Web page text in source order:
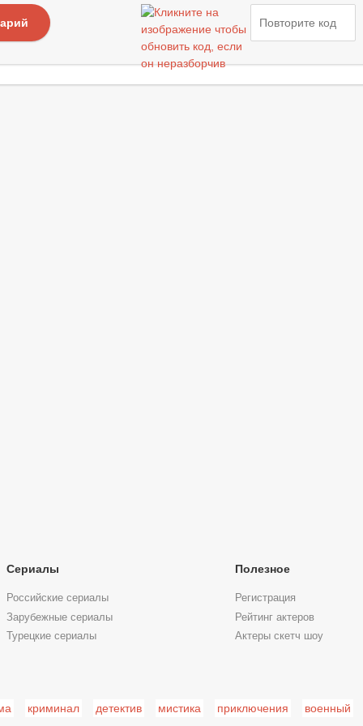
Сериалы
Российские сериалы
Зарубежные сериалы
Турецкие сериалы
Полезное
Регистрация
Рейтинг актеров
Актеры скетч шоу
криминал детектив мистика приключения военный